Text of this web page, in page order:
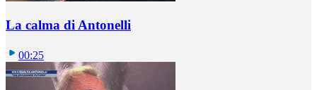
La calma di Antonelli
00:25